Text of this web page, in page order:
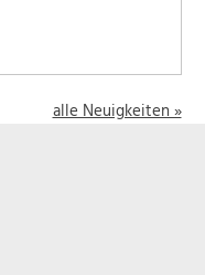
alle Neuigkeiten »